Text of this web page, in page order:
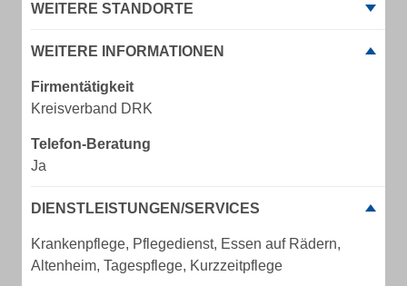
WEITERE STANDORTE
WEITERE INFORMATIONEN
Firmentätigkeit
Kreisverband DRK
Telefon-Beratung
Ja
DIENSTLEISTUNGEN/SERVICES
Krankenpflege, Pflegedienst, Essen auf Rädern,
Altenheim, Tagespflege, Kurzzeitpflege